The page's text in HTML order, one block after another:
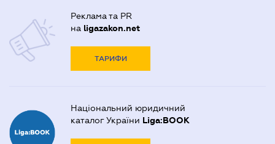
Реклама та PR
на ligazakon.net
ТАРИФИ
Національний юридичний
каталог України Liga:BOOK